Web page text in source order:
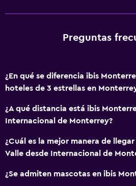
Preguntas
¿En qué se diferencia ibis
hoteles de 3 estrellas en
¿A qué distancia está ibis
Internacional de Monterrey?
¿Cuál es la mejor manera de
Valle desde Internacional de
¿Se admiten mascotas en ibis